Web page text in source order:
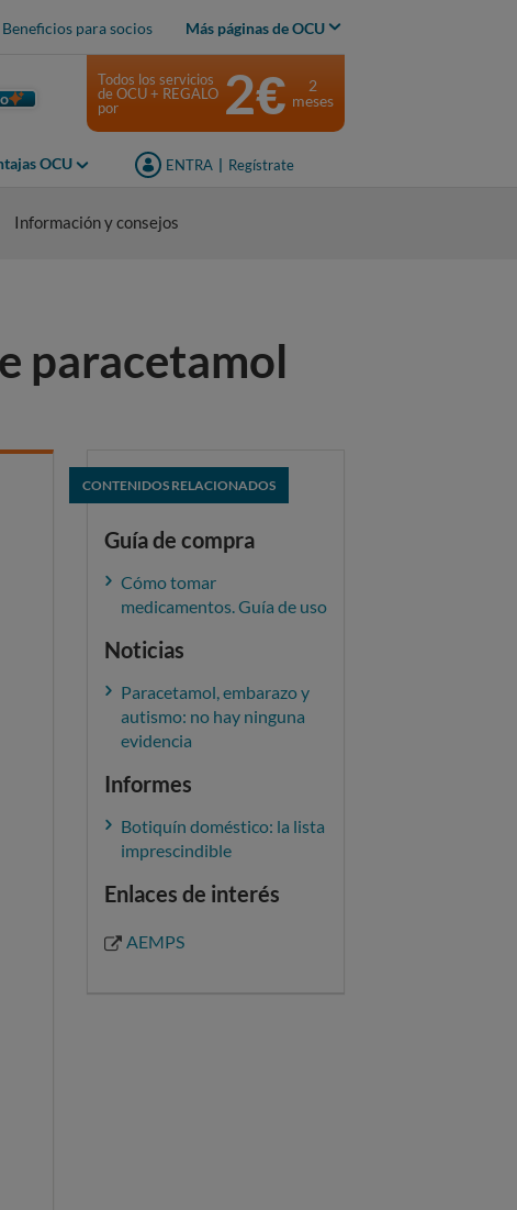
Beneficios para socios Más páginas de OCU
OCU ENTRA Regístrate
Todos los servicios
de OCU + REGALO
por
2€
2
meses
Información y consejos
paracetamol
CONTENIDOS RELACIONADOS
Guía de compra
Cómo tomar
medicamentos. Guía de uso
Noticias
Paracetamol, embarazo y
autismo: no hay ninguna
evidencia
Informes
Botiquín doméstico: la lista
imprescindible
Enlaces de interés
AEMPS